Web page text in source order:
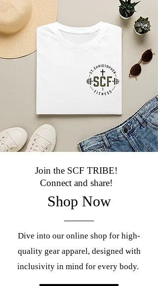
Join the SCF TRIBE!
Connect and share!
Shop Now
Dive into our online shop for high-
quality gear apparel, designed with
inclusivity in mind for every body.